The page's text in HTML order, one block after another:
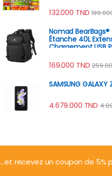
132.000 TND
Nomad BearBags®
Étanche 40L
Chargement USB
169.000 TND
SAMSUNG
4.679.000 TND
...et recevez un coupon de 5%